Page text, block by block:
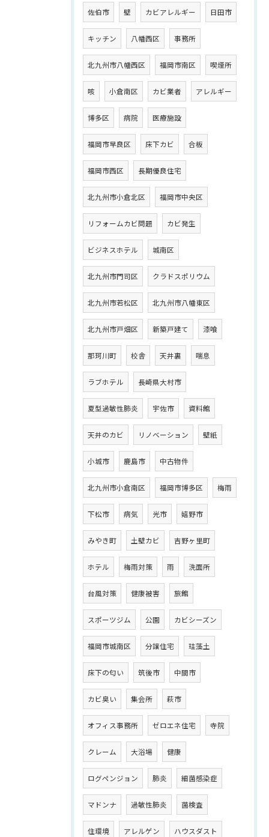
佐伯市 壁 カビアレルギー 日田市
キッチン 八幡西区 事務所
北九州市八幡西区 福岡市南区 喫煙所
咳 小倉南区 カビ業者 アレルギー
博多区 病院 医療施設
福岡市早良区 床下カビ 合板
福岡市西区 長期優良住宅
北九州市小倉北区 福岡市中央区
リフォームカビ問題 カビ発生
ビジネスホテル 城南区
北九州市門司区 クラドスポリウム
北九州市若松区 北九州市八幡東区
北九州市戸畑区 新築戸建て 漆喰
那珂川町 校舎 天井裏 喘息
ラブホテル 長崎県大村市
夏型過敏性肺炎 宇佐市 資料館
天井のカビ リノベーション 壁紙
小城市 鹿島市 中古物件
北九州市小倉南区 福岡市博多区 梅雨
下松市 病気 光市 嬉野市
みやき町 土壁カビ 吉野ヶ里町
ホテル 梅雨対策 雨 洗面所
台風対策 健康被害 旅館
スポーツジム 公園 カビシーズン
福岡市城南区 分譲住宅 珪藻土
床下の匂い 筑後市 中間市
カビ臭い 集会所 萩市
オフィス事務所 ゼロエネ住宅 寺院
クレーム 大浴場 健康
ログペンジョン 肺炎 細菌感染症
マドンナ 過敏性肺炎 菌検査
住環境 アレルゲン ハウスダスト